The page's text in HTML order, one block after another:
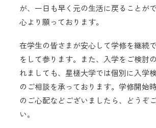
が、一日も早く元の生活に戻ることがで
心より願っております。
在学生の皆さまが安心して学修を継続
をして参ります。また、入学をご検討
れましても、星槎大学では個別に入学
のご相談を承っております。学修開始
のご心配などございましたら、どうぞ
い。